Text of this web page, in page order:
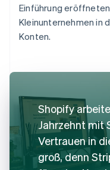
Einführung
Kleinunternehmen in
Konten.
Shopify
Jahrzehnt mit
Vertrauen in
groß, denn